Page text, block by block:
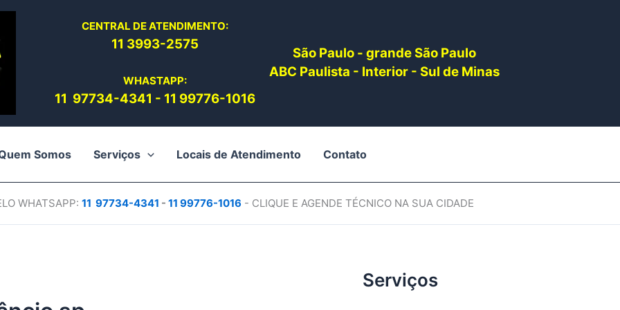
CENTRAL DE ATENDIMENTO:
11 3993-2575
WHASTAPP:
11 97734-4341 - 11 99776-1016
São Paulo - grande São Paulo
ABC Paulista - Interior - Sul de Minas
Somos Serviços Locais de Atendimento Contato
WHATSAPP: 11 97734-4341 - 11 99776-1016 - CLIQUE E AGENDE TÉCNICO NA SUA CIDADE
Serviços